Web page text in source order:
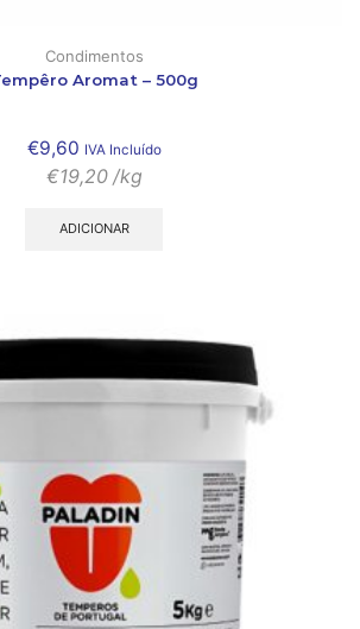
Condimentos
Aromat – 500g
€9,60 IVA Incluído
€19,20 /kg
ADICIONAR